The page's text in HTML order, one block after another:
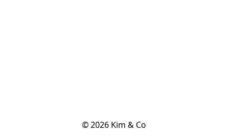
© 2026 Kim & Co